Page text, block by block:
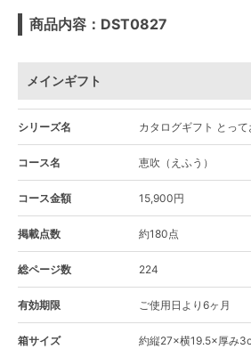
商品内容：DST0827
メインギフト
シリーズ名 カタログギフト とっ
コース名 恵吹（えふう）
コース金額 15,900円
掲載点数 約180点
総ページ数 224
有効期限 ご使用日より6ヶ月
箱サイズ 約縦27×横19.5×厚み